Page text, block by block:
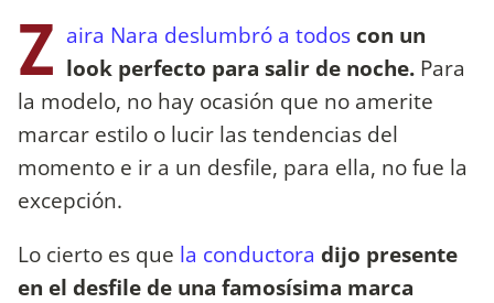
Z aira Nara deslumbró a todos con un
look perfecto para salir de noche. Para
la modelo, no hay ocasión que no amerite
marcar estilo o lucir las tendencias del
momento e ir a un desfile, para ella, no fue la
excepción.
Lo cierto es que la conductora dijo presente
en el desfile de una famosísima marca